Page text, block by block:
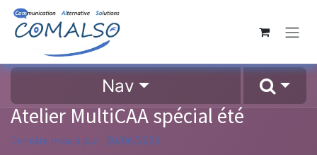
Se rendre au contenu
Nav
Atelier MultiCAA spécial été
Dernière mise à jour : 20/06/2025